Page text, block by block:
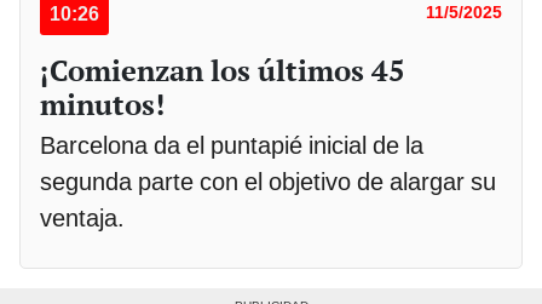
10:26 11/5/2025
¡Comienzan los últimos 45
minutos!
Barcelona da el puntapié inicial de la
segunda parte con el objetivo de alargar su
ventaja.